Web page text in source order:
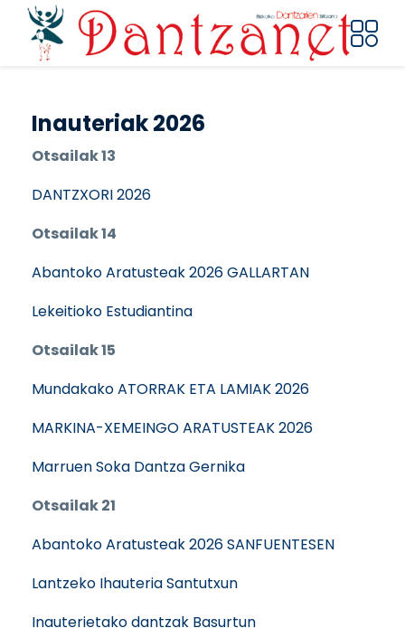
Pasar al contenido principal
Inauteriak 2026
Otsailak 13
DANTZXORI 2026
Otsailak 14
Abantoko Aratusteak 2026 GALLARTAN
Lekeitioko Estudiantina
Otsailak 15
Mundakako ATORRAK ETA LAMIAK 2026
MARKINA-XEMEINGO ARATUSTEAK 2026
Marruen Soka Dantza Gernika
Otsailak 21
Abantoko Aratusteak 2026 SANFUENTESEN
Lantzeko Ihauteria Santutxun
Inauterietako dantzak Basurtun